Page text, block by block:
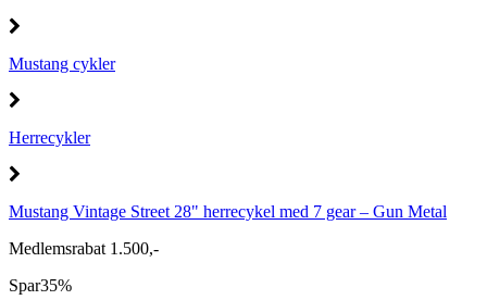
Mustang cykler
Herrecykler
Mustang Vintage Street 28" herrecykel med 7 gear – Gun Metal
Medlemsrabat 1.500,-
Spar35%